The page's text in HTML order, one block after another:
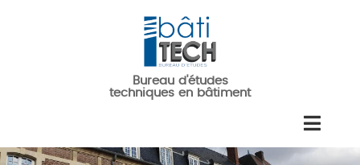
Bureau d'études
techniques en bâtiment